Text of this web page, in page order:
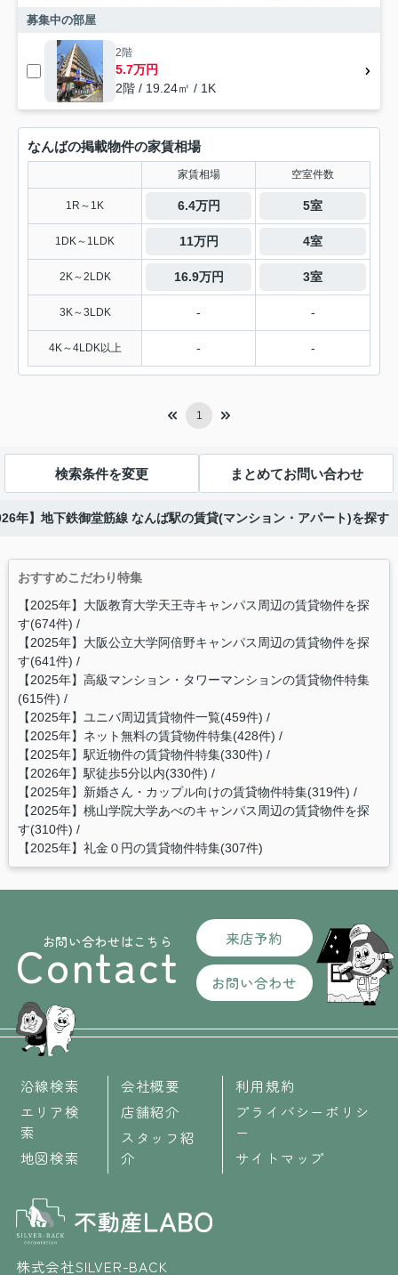
募集中の部屋
2階
5.7万円
2階 / 19.24㎡ / 1K
なんばの掲載物件の家賃相場
家賃相場 空室件数
1R～1K 6.4万円 5室
1DK～1LDK 11万円 4室
2K～2LDK 16.9万円 3室
3K～3LDK - -
4K～4LDK以上 - -
1
検索条件を変更 まとめてお問い合わせ
年】地下鉄御堂筋線 なんば駅の賃貸(マンション・アパート)を探す
おすすめこだわり特集
【2025年】大阪教育大学天王寺キャンパス周辺の賃貸物件を探
す(674件)
【2025年】大阪公立大学阿倍野キャンパス周辺の賃貸物件を探
す(641件)
【2025年】高級マンション・タワーマンションの賃貸物件特集
(615件)
【2025年】ユニバ周辺賃貸物件一覧(459件)
【2025年】ネット無料の賃貸物件特集(428件)
【2025年】駅近物件の賃貸物件特集(330件)
【2026年】駅徒歩5分以内(330件)
【2025年】新婚さん・カップル向けの賃貸物件特集(319件)
【2025年】桃山学院大学あべのキャンパス周辺の賃貸物件を探
す(310件)
【2025年】礼金０円の賃貸物件特集(307件)
お問い合わせはこちら
Contact 来店予約
お問い合わせ
沿線検索
エリア検
索
地図検索
会社概要
店舗紹介
スタッフ紹
介
利用規約
プライバシーポリシ
ー
サイトマップ
株式会社SILVER-BACK